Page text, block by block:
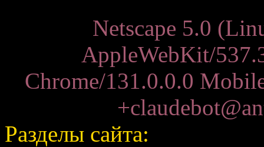
Netscape 5.0
AppleWebKit/
Chrome/131.0.0.0
Разделы сайта: